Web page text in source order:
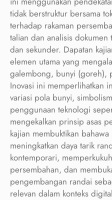
tidak berstruktur bersama
terhadap rakaman
talian dan analisis
dan sekunder. Dapatan
elemen utama yang
galembong, bunyi (goreh),
Inovasi ini memperlihatkan
variasi pola bunyi,
penggunaan teknologi
mengekalkan prinsip asas
kajian membuktikan
meningkatkan daya tarik
kontemporari,
persembahan, dan
pengembangan randai
relevan dalam konteks